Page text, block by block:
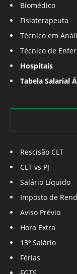
Biomédico
Fisioterapeuta
Técnico em
Técnico de
Hospitais
Tabela Salarial
Rescisão CLT
CLT vs PJ
Salário Líquido
Imposto de
Aviso Prévio
Hora Extra
13º Salário
Férias